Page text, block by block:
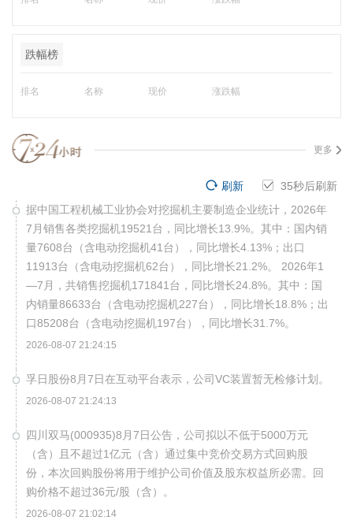
跌幅榜
排名 名称 现价 涨跌幅
更多
34秒后刷新
刷新
据中国工程机械工业协会对挖掘机主要制造企业统计，2026年
7月销售各类挖掘机19521台，同比增长13.9%。其中：国内销
量7608台（含电动挖掘机41台），同比增长4.13%；出口
11913台（含电动挖掘机62台），同比增长21.2%。 2026年1
—7月，共销售挖掘机171841台，同比增长24.8%。其中：国
内销量86633台（含电动挖掘机227台），同比增长18.8%；出
口85208台（含电动挖掘机197台），同比增长31.7%。
2026-08-07 21:24:15
孚日股份8月7日在互动平台表示，公司VC装置暂无检修计划。
2026-08-07 21:24:13
四川双马(000935)8月7日公告，公司拟以不低于5000万元
（含）且不超过1亿元（含）通过集中竞价交易方式回购股
份，本次回购股份将用于维护公司价值及股东权益所必需。回
购价格不超过36元/股（含）。
2026-08-07 21:02:14